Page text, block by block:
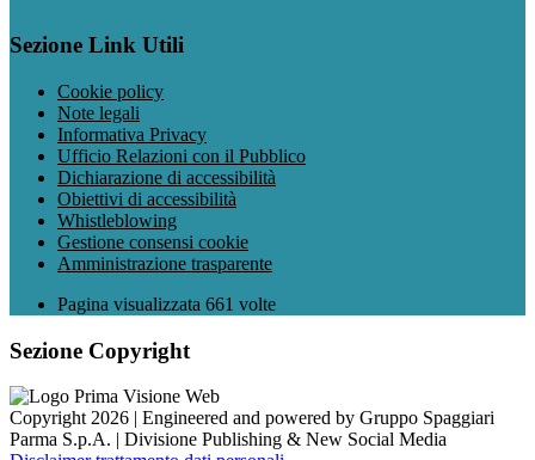
Sezione Link Utili
Cookie policy
Note legali
Informativa Privacy
Ufficio Relazioni con il Pubblico
Dichiarazione di accessibilità
Obiettivi di accessibilità
Whistleblowing
Gestione consensi cookie
Amministrazione trasparente
Pagina visualizzata 661 volte
Sezione Copyright
Copyright 2026 | Engineered and powered by Gruppo Spaggiari
Parma S.p.A. | Divisione Publishing & New Social Media